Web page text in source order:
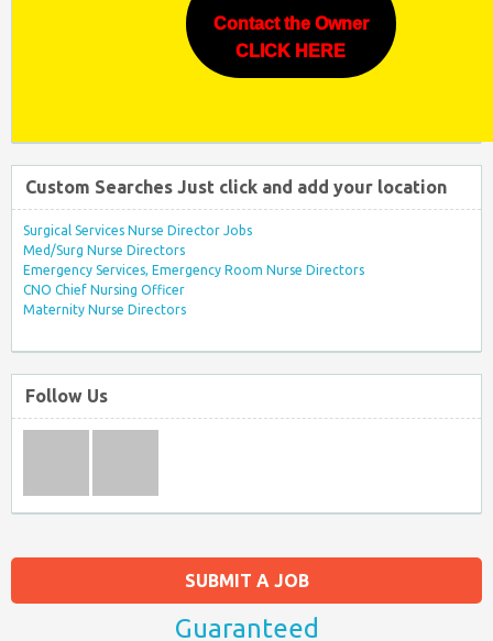
SUBMIT A JOB
Guaranteed
Contact the Owner
CLICK HERE
Custom Searches Just click and add your location
Surgical Services Nurse Director Jobs
Med/Surg Nurse Directors
Emergency Services, Emergency Room Nurse Directors
CNO Chief Nursing Officer
Maternity Nurse Directors
Follow Us